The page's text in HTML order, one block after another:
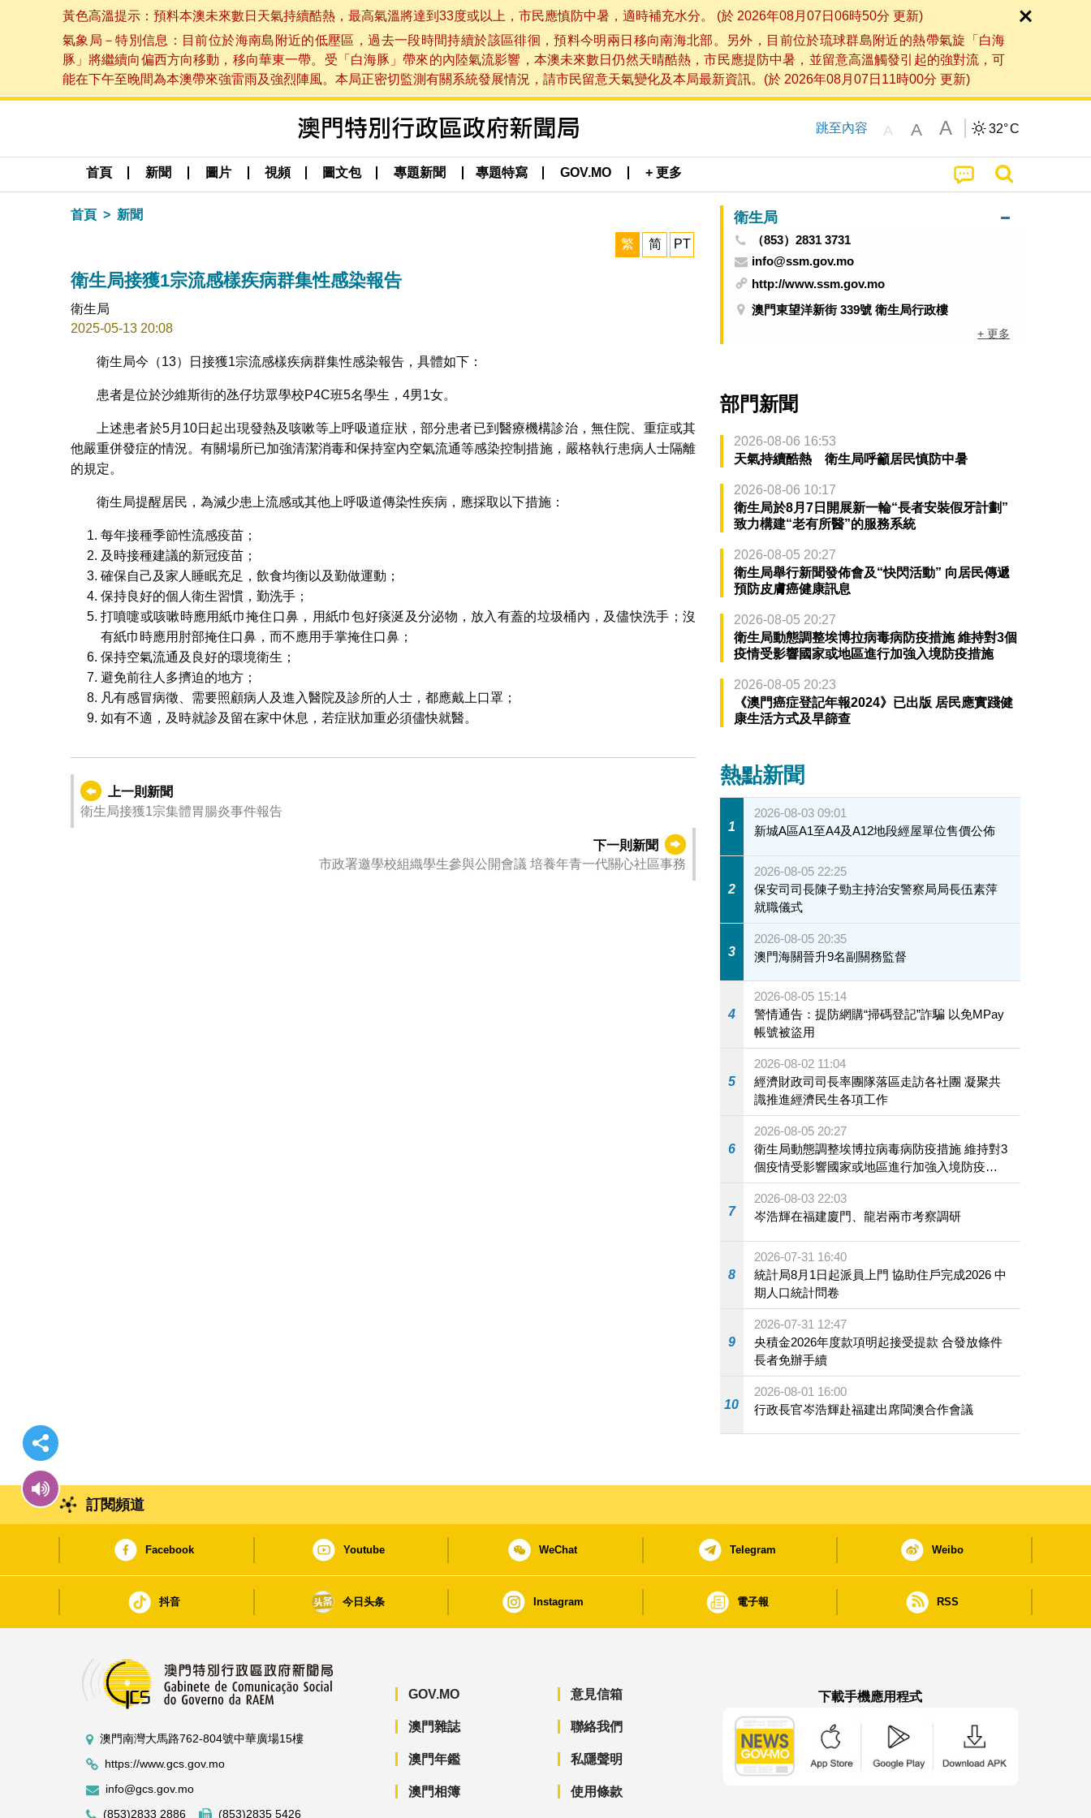
黃色高溫提示：預料本澳未來數日天氣持續酷熱，最高氣溫將達到33度或以上，市民應慎防中暑，適時補充水分。 (於 2026年08月07日06時50分 更新)
氣象局－特別信息：目前位於海南島附近的低壓區，過去一段時間持續於該區徘徊，預料今明兩日移向南海北部。另外，目前位於琉球群島附近的熱帶氣旋「白海
豚」將繼續向偏西方向移動，移向華東一帶。受「白海豚」帶來的內陸氣流影響，本澳未來數日仍然天晴酷熱，市民應提防中暑，並留意高溫觸發引起的強對流，可
能在下午至晚間為本澳帶來強雷雨及強烈陣風。本局正密切監測有關系統發展情況，請市民留意天氣變化及本局最新資訊。(於 2026年08月07日11時00分 更新)
跳至內容 A A A 32°C
首頁 新聞 圖片 視頻 圖文包 專題新聞 專題特寫 GOV.MO + 更多
首頁 新聞
繁 简 PT
衛生局接獲1宗流感樣疾病群集性感染報告
衛生局
2025-05-13 20:08
衛生局今（13）日接獲1宗流感樣疾病群集性感染報告，具體如下：
患者是位於沙維斯街的氹仔坊眾學校P4C班5名學生，4男1女。
上述患者於5月10日起出現發熱及咳嗽等上呼吸道症狀，部分患者已到醫療機構診治，無住院、重症或其
他嚴重併發症的情況。有關場所已加強清潔消毒和保持室內空氣流通等感染控制措施，嚴格執行患病人士隔離
的規定。
衛生局提醒居民，為減少患上流感或其他上呼吸道傳染性疾病，應採取以下措施：
每年接種季節性流感疫苗；
及時接種建議的新冠疫苗；
確保自己及家人睡眠充足，飲食均衡以及勤做運動；
保持良好的個人衛生習慣，勤洗手；
打噴嚏或咳嗽時應用紙巾掩住口鼻，用紙巾包好痰涎及分泌物，放入有蓋的垃圾桶內，及儘快洗手；沒
有紙巾時應用肘部掩住口鼻，而不應用手掌掩住口鼻；
保持空氣流通及良好的環境衛生；
避免前往人多擠迫的地方；
凡有感冒病徵、需要照顧病人及進入醫院及診所的人士，都應戴上口罩；
如有不適，及時就診及留在家中休息，若症狀加重必須儘快就醫。
上一則新聞
衛生局接獲1宗集體胃腸炎事件報告
下一則新聞
市政署邀學校組織學生參與公開會議 培養年青一代關心社區事務
衛生局
（853）2831 3731
info@ssm.gov.mo
http://www.ssm.gov.mo
澳門東望洋新街 339號 衛生局行政樓
+ 更多
部門新聞
2026-08-06 16:53
天氣持續酷熱 衛生局呼籲居民慎防中暑
2026-08-06 10:17
衛生局於8月7日開展新一輪“長者安裝假牙計劃”
致力構建“老有所醫”的服務系統
2026-08-05 20:27
衛生局舉行新聞發佈會及“快閃活動” 向居民傳遞
預防皮膚癌健康訊息
2026-08-05 20:27
衛生局動態調整埃博拉病毒病防疫措施 維持對3個
疫情受影響國家或地區進行加強入境防疫措施
2026-08-05 20:23
《澳門癌症登記年報2024》已出版 居民應實踐健
康生活方式及早篩查
熱點新聞
1
2026-08-03 09:01
新城A區A1至A4及A12地段經屋單位售價公佈
2
2026-08-05 22:25
保安司司長陳子勁主持治安警察局局長伍素萍
就職儀式
3
2026-08-05 20:35
澳門海關晉升9名副關務監督
4
2026-08-05 15:14
警情通告：提防網購“掃碼登記”詐騙 以免MPay
帳號被盜用
5
2026-08-02 11:04
經濟財政司司長率團隊落區走訪各社團 凝聚共
識推進經濟民生各項工作
6
2026-08-05 20:27
衛生局動態調整埃博拉病毒病防疫措施 維持對3
個疫情受影響國家或地區進行加強入境防疫措
施
7
2026-08-03 22:03
岑浩輝在福建廈門、龍岩兩市考察調研
8
2026-07-31 16:40
統計局8月1日起派員上門 協助住戶完成2026 中
期人口統計問卷
9
2026-07-31 12:47
央積金2026年度款項明起接受提款 合發放條件
長者免辦手續
10
2026-08-01 16:00
行政長官岑浩輝赴福建出席閩澳合作會議
訂閱頻道
Facebook Youtube WeChat Telegram Weibo
抖音 今日头条 Instagram 電子報 RSS
澳門南灣大馬路762-804號中華廣場15樓
https://www.gcs.gov.mo
info@gcs.gov.mo
(853)2833 2886
(853)2835 5426
GOV.MO
澳門雜誌
澳門年鑑
澳門相簿
意見信箱
聯絡我們
私隱聲明
使用條款
下載手機應用程式